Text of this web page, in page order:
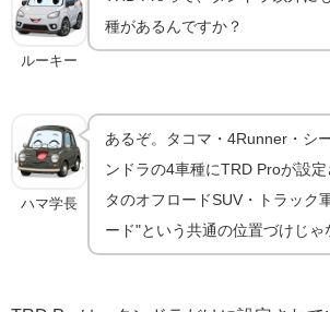
ルーキー
種があるんですか？
ハマ学長
あるぞ。タコマ・4Runner・シ
ンドラの4車種にTRD Proが設
タのオフロードSUV・トラック
ード"という共通の位置づけじゃ